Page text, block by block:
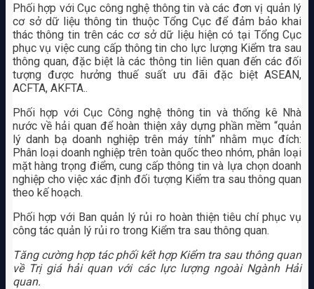
Phối hợp với Cục công nghệ thông tin và các đơn vị quản lý
cơ sở dữ liệu thông tin thuộc Tổng Cục để đảm bảo khai
thác thông tin trên các cơ sở dữ liệu hiện có tại Tổng Cục
phục vụ việc cung cấp thông tin cho lực lượng Kiểm tra sau
thông quan, đặc biệt là các thông tin liên quan đến các đối
tượng được hưởng thuế suất ưu đãi đặc biệt ASEAN,
ACFTA, AKFTA..
Phối hợp với Cục Công nghệ thông tin và thống kê Nhà
nước về hải quan để hoàn thiện xây dựng phần mềm “quản
lý danh bạ doanh nghiệp trên máy tính” nhằm mục đích:
Phân loại doanh nghiệp trên toàn quốc theo nhóm, phân loại
mặt hàng trọng điểm, cung cấp thông tin và lựa chọn doanh
nghiệp cho việc xác định đối tượng Kiểm tra sau thông quan
theo kế hoạch.
Phối hợp với Ban quản lý rủi ro hoàn thiện tiêu chí phục vụ
công tác quản lý rủi ro trong Kiểm tra sau thông quan.
Tăng cường hợp tác phối kết hợp Kiểm tra sau thông quan
về Trị giá hải quan với các lực lượng ngoài Ngành Hải
quan.